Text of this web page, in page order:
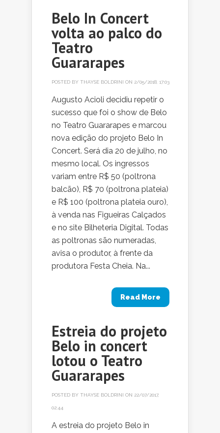
Belo In Concert
volta ao palco do
Teatro
Guararapes
POSTED BY THAYSE BOLDRINI ON 2/05/2018, 17:03
Augusto Acioli decidiu repetir o
sucesso que foi o show de Belo
no Teatro Guararapes e marcou
nova edição do projeto Belo In
Concert. Será dia 20 de julho, no
mesmo local. Os ingressos
variam entre R$ 50 (poltrona
balcão), R$ 70 (poltrona plateia)
e R$ 100 (poltrona plateia ouro),
à venda nas Figueiras Calçados
e no site Bilheteria Digital. Todas
as poltronas são numeradas,
avisa o produtor, à frente da
produtora Festa Cheia. Na...
Read More
Estreia do projeto
Belo in concert
lotou o Teatro
Guararapes
POSTED BY THAYSE BOLDRINI ON 22/07/2017,
02:44
A estreia do projeto Belo in